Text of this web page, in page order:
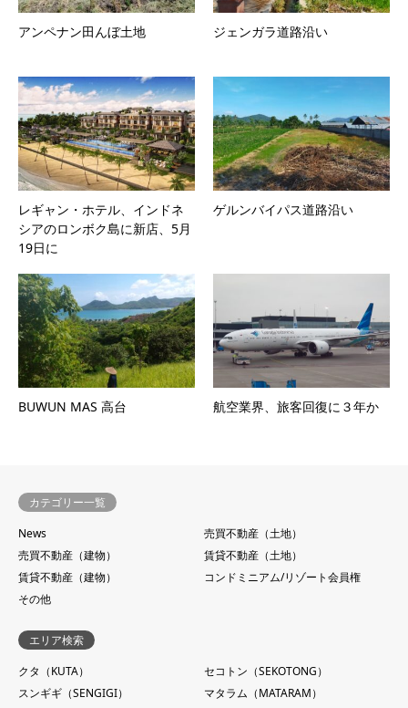
アンペナン田んぼ土地 ジェンガラ道路沿い
レギャン・ホテル、インドネ
シアのロンボク島に新店、5月
19日に
ゲルンバイパス道路沿い
BUWUN MAS 高台 航空業界、旅客回復に３年か
カテゴリー一覧
News
売買不動産（土地）
売買不動産（建物）
賃貸不動産（土地）
賃貸不動産（建物）
コンドミニアム/リゾート会員権
その他
エリア検索
クタ（KUTA）
セコトン（SEKOTONG）
スンギギ（SENGIGI）
マタラム（MATARAM）